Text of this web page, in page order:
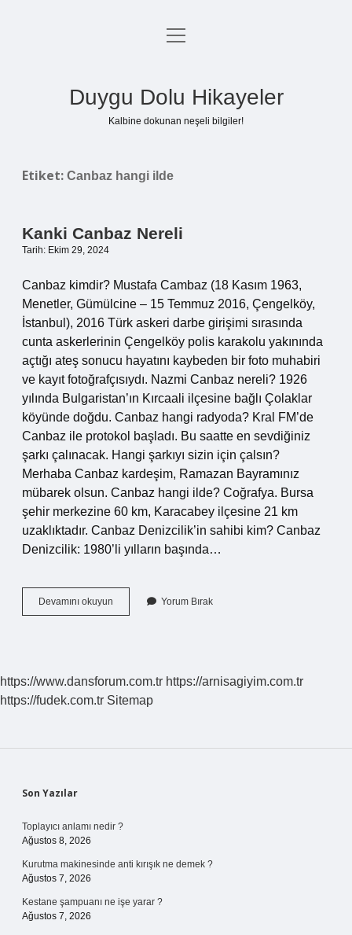
Anasayfa
menüyü
Duygu Dolu Hikayeler
Kalbine dokunan neşeli bilgiler!
Etiket: Canbaz hangi ilde
Kanki Canbaz Nereli
Tarih: Ekim 29, 2024
Canbaz kimdir? Mustafa Cambaz (18 Kasım 1963,
Menetler, Gümülcine – 15 Temmuz 2016, Çengelköy,
İstanbul), 2016 Türk askeri darbe girişimi sırasında
cunta askerlerinin Çengelköy polis karakolu yakınında
açtığı ateş sonucu hayatını kaybeden bir foto muhabiri
ve kayıt fotoğrafçısıydı. Nazmi Canbaz nereli? 1926
yılında Bulgaristan’ın Kırcaali ilçesine bağlı Çolaklar
köyünde doğdu. Canbaz hangi radyoda? Kral FM’de
Canbaz ile protokol başladı. Bu saatte en sevdiğiniz
şarkı çalınacak. Hangi şarkıyı sizin için çalsın?
Merhaba Canbaz kardeşim, Ramazan Bayramınız
mübarek olsun. Canbaz hangi ilde? Coğrafya. Bursa
şehir merkezine 60 km, Karacabey ilçesine 21 km
uzaklıktadır. Canbaz Denizcilik’in sahibi kim? Canbaz
Denizcilik: 1980’li yılların başında…
Devamını okuyun
Canbaz
Yorum Bırak
https://www.dansforum.com.tr https://arnisagiyim.com.tr
https://fudek.com.tr Sitemap
Sidebar
Son Yazılar
Toplayıcı anlamı nedir ?
Ağustos 8, 2026
Kurutma makinesinde anti kırışık ne demek ?
Ağustos 7, 2026
Kestane şampuanı ne işe yarar ?
Ağustos 7, 2026